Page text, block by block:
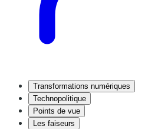
Transformations numériques
Technopolitique
Points de vue
Les faiseurs